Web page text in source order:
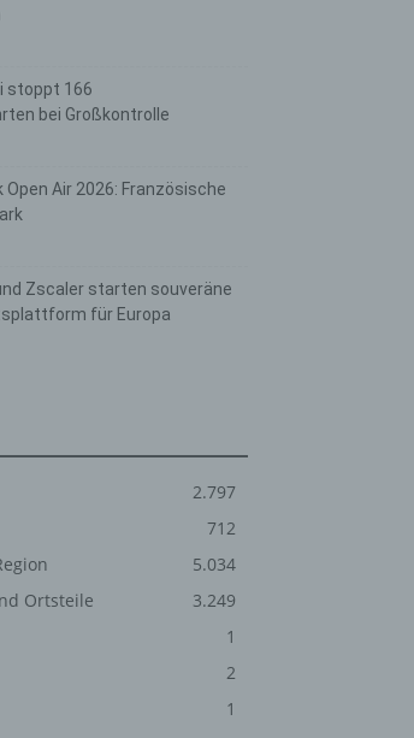
stoppt 166
bei Großkontrolle
Open Air 2026: Französische
Zscaler starten souveräne
für Europa
2.797
712
5.034
Ortsteile
3.249
1
2
1